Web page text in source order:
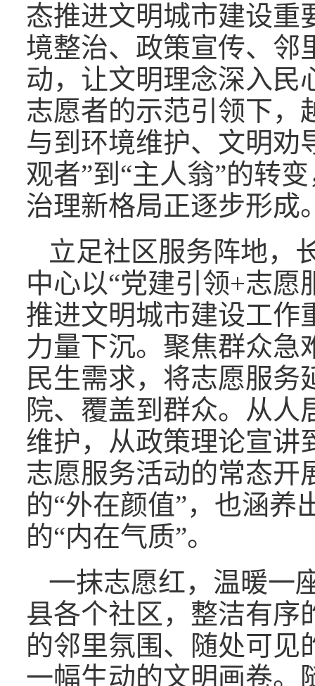
态推进文明城市建设重
境整治、政策宣传、邻
动，让文明理念深入民
志愿者的示范引领下，
与到环境维护、文明劝
观者”到“主人翁”的转
治理新格局正逐步形成
立足社区服务阵地，
中心以“党建引领+志愿
推进文明城市建设工作
力量下沉。聚焦群众急
民生需求，将志愿服务
院、覆盖到群众。从人
维护，从政策理论宣讲
志愿服务活动的常态开
的“外在颜值”，也涵养
的“内在气质”。
一抹志愿红，温暖一
县各个社区，整洁有序
的邻里氛围、随处可见
一幅生动的文明画卷。